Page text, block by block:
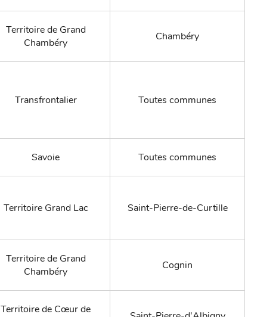
Territoire de Grand
Chambéry
Chambéry
Transfrontalier Toutes communes
Savoie Toutes communes
Territoire Grand Lac Saint-Pierre-de-Curtille
Territoire de Grand
Chambéry
Cognin
Territoire de Cœur de